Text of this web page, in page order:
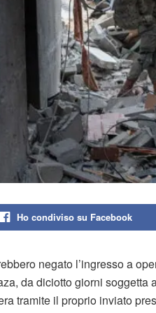
Ho condiviso su Facebook
negato l’ingresso a
da diciotto giorni soggetta
tramite il proprio inviato